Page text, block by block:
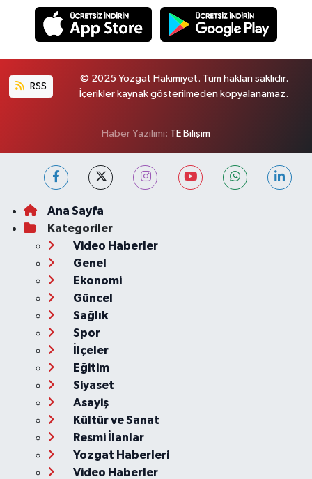
RSS
© 2025 Yozgat Hakimiyet. Tüm hakları saklıdır.
İçerikler kaynak gösterilmeden kopyalanamaz.
Haber Yazılımı: TE Bilişim
Ana Sayfa
Kategoriler
Video Haberler
Genel
Ekonomi
Güncel
Sağlık
Spor
İlçeler
Eğitim
Siyaset
Asayiş
Kültür ve Sanat
Resmi İlanlar
Yozgat Haberleri
Video Haberler